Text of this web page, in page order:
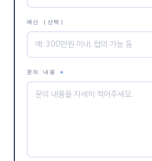
예산 (선택)
문의 내용 *